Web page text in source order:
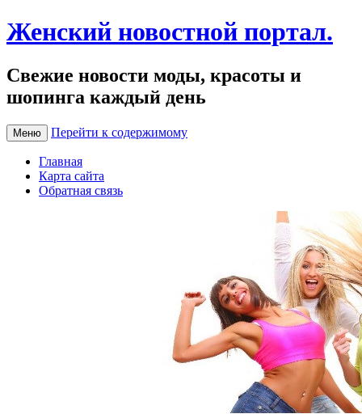
Женский новостной портал.
Свежие новости моды, красоты и
шопинга каждый день
Меню Перейти к содержимому
Главная
Карта сайта
Обратная связь